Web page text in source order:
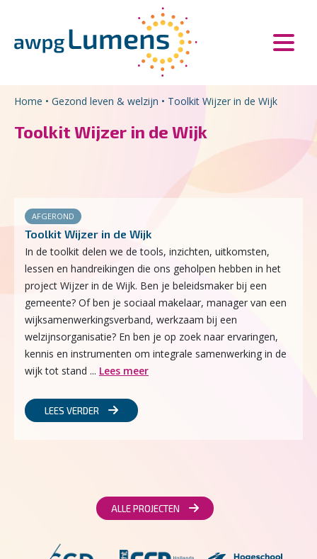
Home • Gezond leven & welzijn • Toolkit Wijzer in de Wijk
Toolkit Wijzer in de Wijk
AFGEROND
Toolkit Wijzer in de Wijk
In de toolkit delen we de tools, inzichten, uitkomsten,
lessen en handreikingen die ons geholpen hebben in het
project Wijzer in de Wijk. Ben je beleidsmaker bij een
gemeente? Of ben je sociaal makelaar, manager van een
wijksamenwerkingsverband, werkzaam bij een
welzijnsorganisatie? En ben je op zoek naar ervaringen,
kennis en instrumenten om integrale samenwerking in de
wijk tot stand ... Lees meer
LEES VERDER
ALLE PROJECTEN